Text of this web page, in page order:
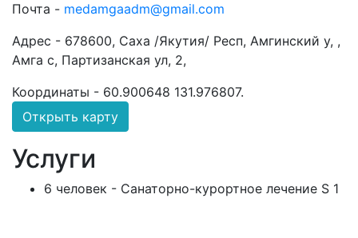
Почта - medamgaadm@gmail.com
Адрес - 678600, Саха /Якутия/ Респ, Амгинский у, ,
Амга с, Партизанская ул, 2,
Координаты - 60.900648 131.976807.
Открыть карту
Услуги
6 человек - Санаторно-курортное лечение S 1